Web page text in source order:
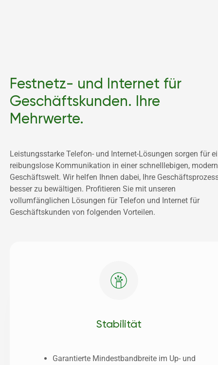
Festnetz- und Internet für
Geschäftskunden. Ihre
Mehrwerte.
Leistungsstarke Telefon- und Internet-Lösungen sorgen für
reibungslose Kommunikation in einer schnelllebigen,
Geschäftswelt. Wir helfen Ihnen dabei, Ihre
besser zu bewältigen. Profitieren Sie mit unseren
vollumfänglichen Lösungen für Telefon und Internet für
Geschäftskunden von folgenden Vorteilen.
Stabilität
Garantierte Mindestbandbreite im Up- und